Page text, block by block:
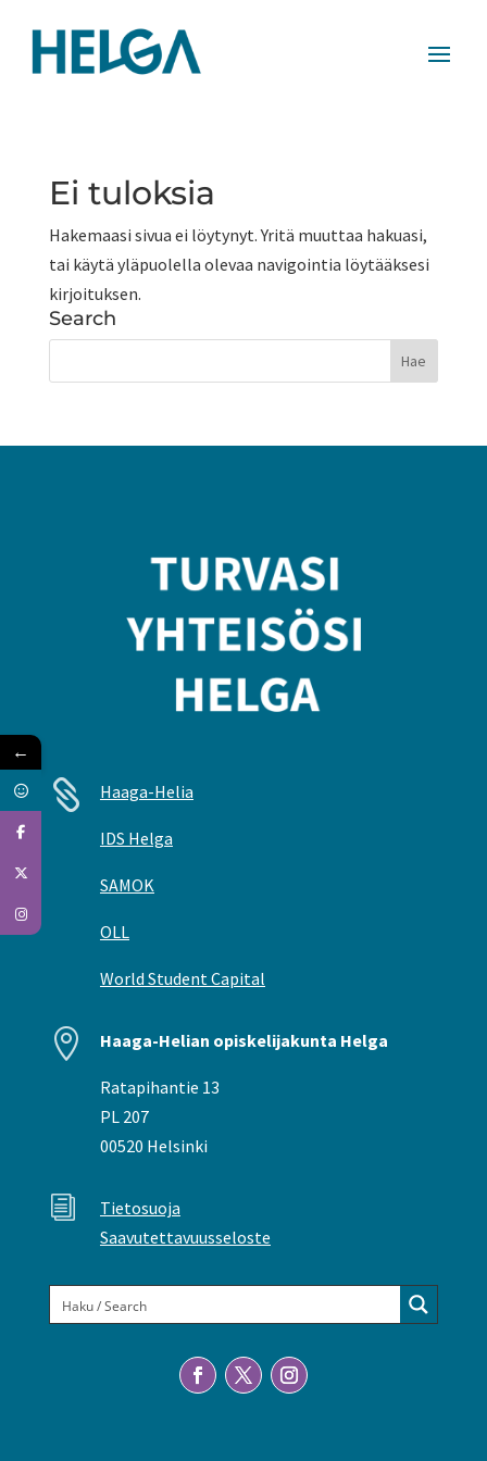
Ei tuloksia
Hakemaasi sivua ei löytynyt. Yritä muuttaa hakuasi,
tai käytä yläpuolella olevaa navigointia löytääksesi
kirjoituksen.
Search
 Haaga-Helia
IDS Helga
SAMOK
OLL
World Student Capital
 Haaga-Helian opiskelijakunta Helga
Ratapihantie 13
PL 207
00520 Helsinki
i
Tietosuoja
Saavutettavuusseloste
←